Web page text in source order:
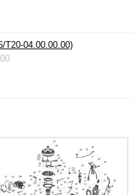
T20-04.00.00.00)